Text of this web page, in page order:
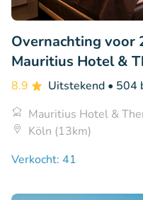
Overnachting voor
Mauritius Hotel &
8.9 Uitstekend • 504
Mauritius Hotel &
Köln (13km)
Verkocht: 41